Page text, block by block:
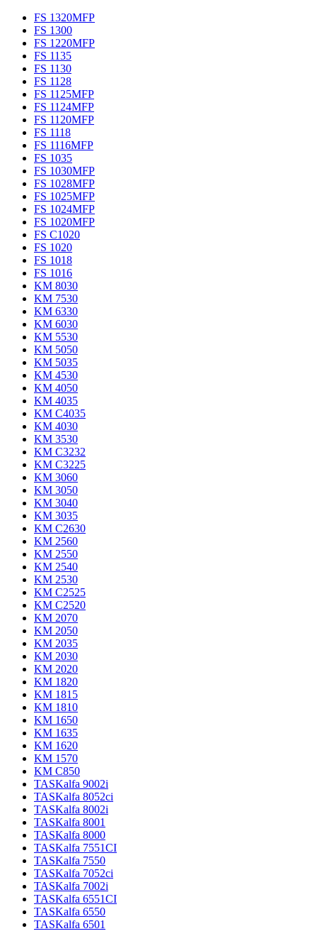
FS 1320MFP
FS 1300
FS 1220MFP
FS 1135
FS 1130
FS 1128
FS 1125MFP
FS 1124MFP
FS 1120MFP
FS 1118
FS 1116MFP
FS 1035
FS 1030MFP
FS 1028MFP
FS 1025MFP
FS 1024MFP
FS 1020MFP
FS C1020
FS 1020
FS 1018
FS 1016
KM 8030
KM 7530
KM 6330
KM 6030
KM 5530
KM 5050
KM 5035
KM 4530
KM 4050
KM 4035
KM C4035
KM 4030
KM 3530
KM C3232
KM C3225
KM 3060
KM 3050
KM 3040
KM 3035
KM C2630
KM 2560
KM 2550
KM 2540
KM 2530
KM C2525
KM C2520
KM 2070
KM 2050
KM 2035
KM 2030
KM 2020
KM 1820
KM 1815
KM 1810
KM 1650
KM 1635
KM 1620
KM 1570
KM C850
TASKalfa 9002i
TASKalfa 8052ci
TASKalfa 8002i
TASKalfa 8001
TASKalfa 8000
TASKalfa 7551CI
TASKalfa 7550
TASKalfa 7052ci
TASKalfa 7002i
TASKalfa 6551CI
TASKalfa 6550
TASKalfa 6501